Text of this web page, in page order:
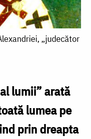
„judecător
lumii” arată
lumea pe
prin dreapta